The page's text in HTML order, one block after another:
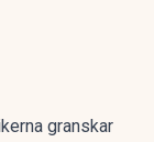
granskar